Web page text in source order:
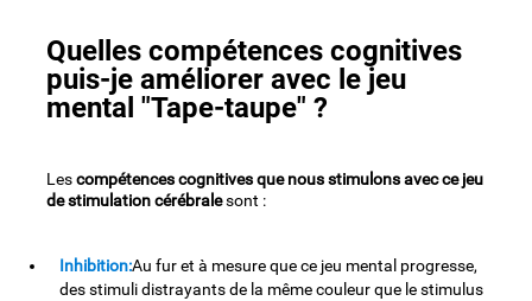
Quelles compétences cognitives
puis-je améliorer avec le jeu
mental "Tape-taupe" ?
Lescompétences cognitives que nous stimulons avec ce jeu
de stimulation cérébralesont :
Inhibition:Au fur et à mesure que ce jeu mental progresse,
des stimuli distrayants de la même couleur que le stimulus